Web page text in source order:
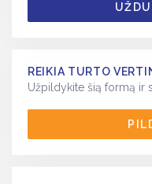
REIKIA TURTO
Užpildykite šią formą ir